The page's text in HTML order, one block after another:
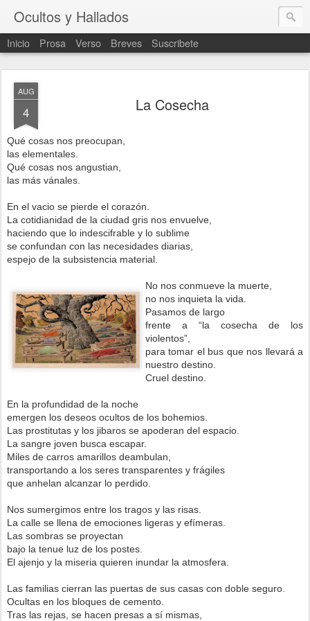
Ocultos y Hallados
Inicio Prosa Verso Breves Suscribete
AUG
4 La Cosecha
Qué cosas nos preocupan,
las elementales.
Qué cosas nos angustian,
las más vánales.
En el vacio se pierde el corazón.
La cotidianidad de la ciudad gris nos envuelve,
haciendo que lo indescifrable y lo sublime
se confundan con las necesidades diarias,
espejo de la subsistencia material.
No nos conmueve la muerte,
no nos inquieta la vida.
Pasamos de largo
frente a “la cosecha de los
violentos”,
para tomar el bus que nos llevará a
nuestro destino.
Cruel destino.
En la profundidad de la noche
emergen los deseos ocultos de los bohemios.
Las prostitutas y los jibaros se apoderan del espacio.
La sangre joven busca escapar.
Miles de carros amarillos deambulan,
transportando a los seres transparentes y frágiles
que anhelan alcanzar lo perdido.
Nos sumergimos entre los tragos y las risas.
La calle se llena de emociones ligeras y efímeras.
Las sombras se proyectan
bajo la tenue luz de los postes.
El ajenjo y la miseria quieren inundar la atmosfera.
Las familias cierran las puertas de sus casas con doble seguro.
Ocultas en los bloques de cemento.
Tras las rejas, se hacen presas a sí mismas,